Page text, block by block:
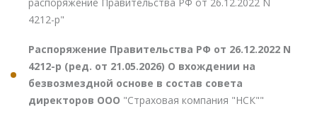
распоряжение Правительства РФ от 26.12.2022 N
4212-р"
Распоряжение Правительства РФ от 26.12.2022 N
4212-р (ред. от 21.05.2026) О вхождении на
безвозмездной основе в состав совета
директоров ООО "Страховая компания "НСК""